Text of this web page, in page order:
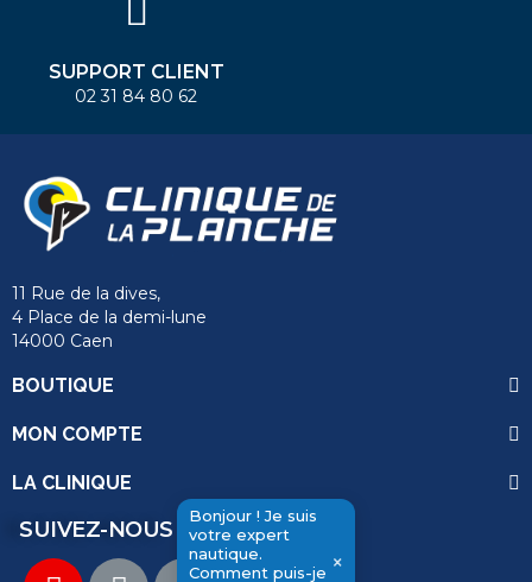
Bonjour ! Je suis
votre expert
nautique.
Comment puis-je ×
SUPPORT CLIENT
02 31 84 80 62
11 Rue de la dives,
4 Place de la demi-lune
14000 Caen
BOUTIQUE
MON COMPTE
LA CLINIQUE
SUIVEZ-NOUS